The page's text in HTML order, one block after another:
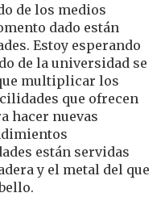
de los medios
dado están
Estoy esperando
de la universidad se
multiplicar los
que ofrecen
hacer nuevas
están servidas
y el metal del que